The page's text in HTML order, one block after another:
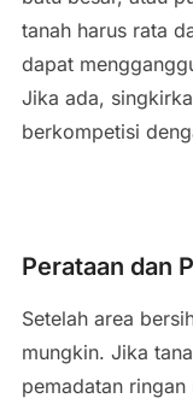
tanah harus rata
dapat
Jika ada,
berkompetisi
Perataan dan
Setelah area
mungkin. Jika
pemadatan